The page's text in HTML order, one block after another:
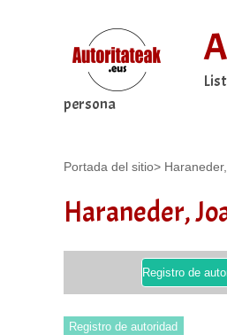
persona
Portada del sitio>
Haraneder,
Registro de
Registro de autoridad